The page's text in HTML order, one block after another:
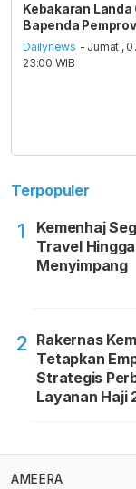
Kebakaran Landa
Bapenda
Dailynews - Jumat ,
23:00 WIB
Terpopuler
1
Kemenhaj
Travel
Menyimpang
2 Rakernas
Tetapkan
Strategis
Layanan Haji
AMEERA